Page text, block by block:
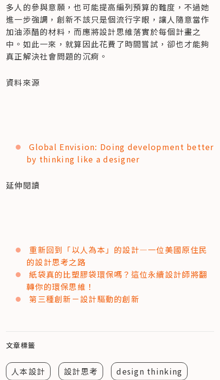
多人的參與意願，也可能提高編列預算的難度，不過她
進一步強調，創新不該只是個流行字眼，讓人隨意當作
加油添醋的材料，而應將設計思維落實於每個計畫之
中。如此一來，就算因此花費了時間嘗試，卻也才能夠
真正解決社會問題的沉痾。
資料來源
Global Envision: Doing development better
by thinking like a designer
延伸閱讀
重新回到「以人為本」的設計—一位美國原住民
的設計思考之路
紙袋真的比塑膠袋環保嗎？這位永續設計師將翻
轉你的環保思維！
第三種創新－設計驅動的創新
文章標籤
人本設計 設計思考 design thinking